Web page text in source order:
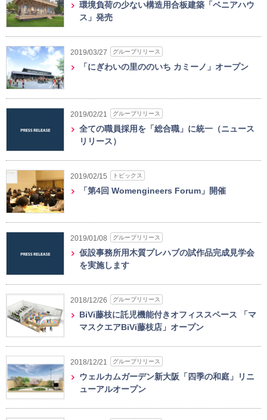
環境負荷の少ない構造用合板建築「ベニアハウ
ス」発売
2019/03/27 グループリリース
「にぎわいの里ののいち カミーノ」オープン
2019/02/21 グループリリース
全ての職員採用を「総合職」に統一（ニュース
リリース）
2019/02/15 トピックス
「第4回 Womengineers Forum」開催
2019/01/08 グループリリース
仮設事務所用木質プレハブの試作品完成見学会
を実施します
2018/12/26 グループリリース
BiVi藤枝に託児機能付きオフィススペース 「マ
マスクエアBiVi藤枝店」オープン
2018/12/21 グループリリース
ウェルカムガーデン新大阪「四季の和庭」リニ
ューアルオープン